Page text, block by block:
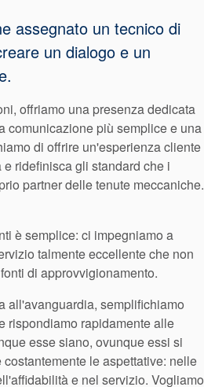
di
per
assegnato un tecnico di
un dialogo e un
offriamo una presenza dedicata
comunicazione più semplice e una
di offrire un'esperienza cliente
ridefinisca gli standard che i
partner delle tenute meccaniche.
è semplice: ci impegniamo a
talmente eccellente che non
di approvvigionamento.
all'avanguardia, semplifichiamo
rispondiamo rapidamente alle
esse siano, ovunque essi si
le aspettative: nelle
e nel servizio. Vogliamo